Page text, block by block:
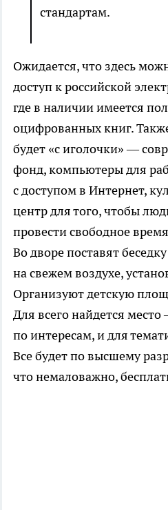
стандартам.
Ожидается, что здесь
доступ к российской
где в наличии имеется
оцифрованных книг.
будет «с иголочки» —
фонд, компьютеры для
с доступом в Интернет,
центр для того, чтобы
провести свободное
Во дворе поставят
на свежем воздухе,
Организуют детскую
Для всего найдется
по интересам, и для
Все будет по высшему
что немаловажно,